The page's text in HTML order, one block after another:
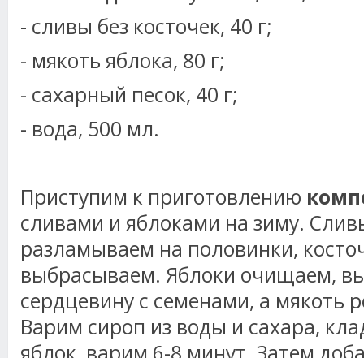
- сливы без косточек, 40 г;
- мякоть яблока, 80 г;
- сахарный песок, 40 г;
- вода, 500 мл.
Приступим к приготовлению
сливами и яблоками на зиму.
разламываем на половинки,
выбрасываем. Яблоки очищаем,
сердцевину с семенами, а мякоть
Варим сироп из воды и сахара,